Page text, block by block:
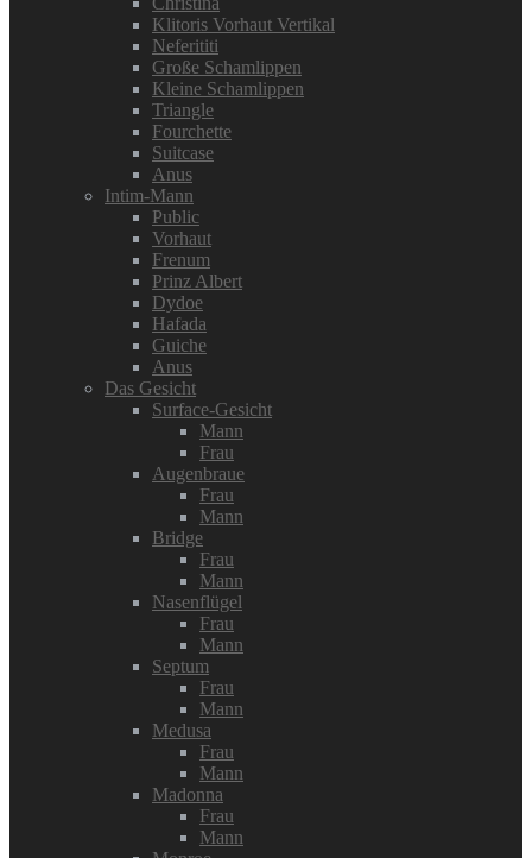
Klitoris Vorhaut Vertikal
Neferititi
Große Schamlippen
Kleine Schamlippen
Triangle
Fourchette
Suitcase
Anus
Intim-Mann
Public
Vorhaut
Frenum
Prinz Albert
Dydoe
Hafada
Guiche
Anus
Das Gesicht
Surface-Gesicht
Mann
Frau
Augenbraue
Frau
Mann
Bridge
Frau
Mann
Nasenflügel
Frau
Mann
Septum
Frau
Mann
Medusa
Frau
Mann
Madonna
Frau
Mann